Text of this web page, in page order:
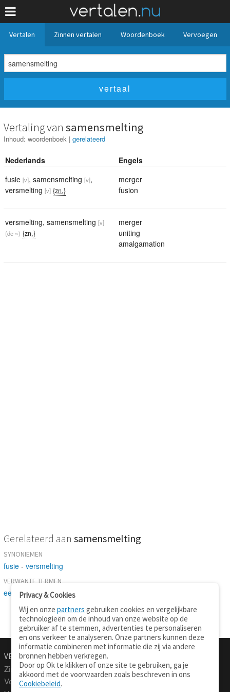
Vertalen Zinnen vertalen Woordenboek Vervoegen
Vertaling van samensmelting
Inhoud: woordenboek | gerelateerd
Nederlands
Engels
fusie [v], samensmelting [v],
versmelting [v] {zn.}
merger
fusion
versmelting, samensmelting [v]
(de ~) {zn.}
merger
uniting
amalgamation
Gerelateerd aan samensmelting
SYNONIEMEN
fusie - versmelting
VERWANTE TERMEN
eenwording
VERTALEN.NU
Zinnen vertalen
Verklarend woordenboek
Over deze site
Privacy & Cookies
Wij en onzepartners gebruiken cookies en vergelijkbare
technologieën om de inhoud van onze website op de
gebruiker af te stemmen, advertenties te personaliseren
en ons verkeer te analyseren. Onze partners kunnen deze
informatie combineren met informatie die zij via andere
bronnen hebben verkregen.
Door op Ok te klikken of onze site te gebruiken, ga je
akkoord met de voorwaarden zoals beschreven in ons
Cookiebeleid.